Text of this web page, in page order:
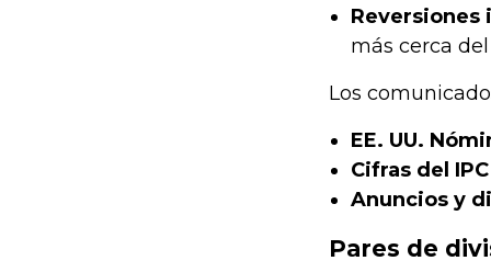
Reversiones
más cerca
Los
EE. UU.
Cifras del
Anuncios y
Pares de